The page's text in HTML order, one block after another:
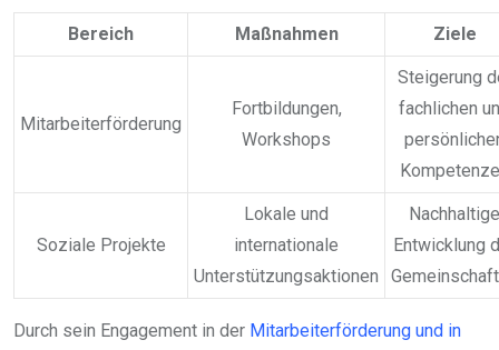
Bereich Maßnahmen Ziele
Mitarbeiterförderung
Fortbildungen,
Workshops
Steigerung
fachlichen
Soziale Projekte
Lokale und
internationale
Unterstützungsaktionen
Nachhaltige
Entwicklung
Durch sein Engagement in der Mitarbeiterförderung und in